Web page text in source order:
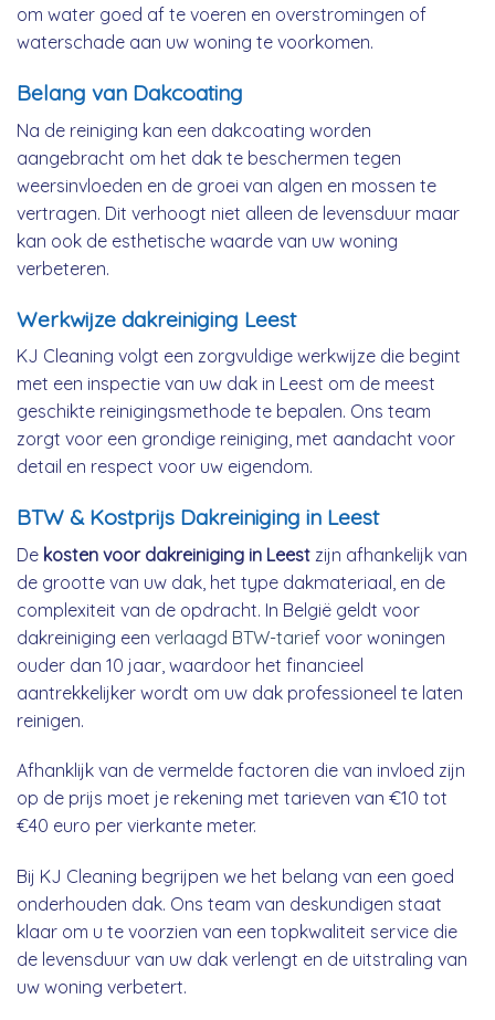
om water goed af te voeren en overstromingen of
waterschade aan uw woning te voorkomen.
Belang van Dakcoating
Na de reiniging kan een dakcoating worden
aangebracht om het dak te beschermen tegen
weersinvloeden en de groei van algen en mossen te
vertragen. Dit verhoogt niet alleen de levensduur maar
kan ook de esthetische waarde van uw woning
verbeteren.
Werkwijze dakreiniging Leest
KJ Cleaning volgt een zorgvuldige werkwijze die begint
met een inspectie van uw dak in Leest om de meest
geschikte reinigingsmethode te bepalen. Ons team
zorgt voor een grondige reiniging, met aandacht voor
detail en respect voor uw eigendom.
BTW & Kostprijs Dakreiniging in Leest
De kosten voor dakreiniging in Leest zijn afhankelijk van
de grootte van uw dak, het type dakmateriaal, en de
complexiteit van de opdracht. In België geldt voor
dakreiniging een verlaagd BTW-tarief voor woningen
ouder dan 10 jaar, waardoor het financieel
aantrekkelijker wordt om uw dak professioneel te laten
reinigen.
Afhanklijk van de vermelde factoren die van invloed zijn
op de prijs moet je rekening met tarieven van €10 tot
€40 euro per vierkante meter.
Bij KJ Cleaning begrijpen we het belang van een goed
onderhouden dak. Ons team van deskundigen staat
klaar om u te voorzien van een topkwaliteit service die
de levensduur van uw dak verlengt en de uitstraling van
uw woning verbetert.